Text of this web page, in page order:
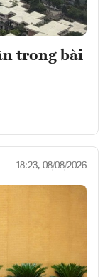
trong bài
18:23, 08/08/2026